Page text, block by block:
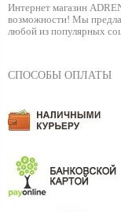
Интернет магазин
возможности! Мы
любой из популярных
СПОСОБЫ ОПЛАТЫ